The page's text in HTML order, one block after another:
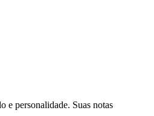
e personalidade. Suas notas